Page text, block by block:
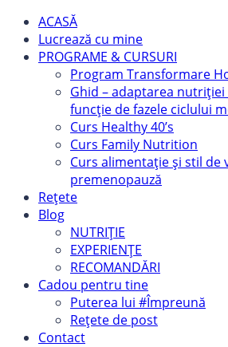
ACASĂ
Lucrează cu mine
PROGRAME & CURSURI
Program Transformare
Ghid – adaptarea nutriției
funcție de fazele ciclului
Curs Healthy 40’s
Curs Family Nutrition
Curs alimentație și stil de
premenopauză
Rețete
Blog
NUTRIȚIE
EXPERIENȚE
RECOMANDĂRI
Cadou pentru tine
Puterea lui #Împreună
Rețete de post
Contact